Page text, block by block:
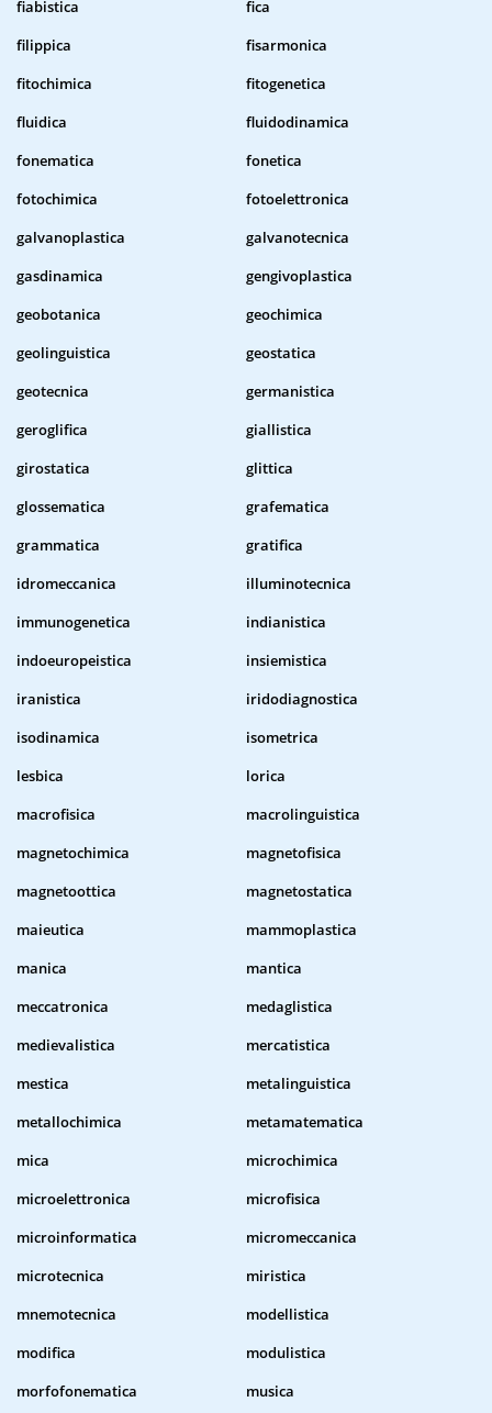
fiabistica
fica
filippica
fisarmonica
fitochimica
fitogenetica
fluidica
fluidodinamica
fonematica
fonetica
fotochimica
fotoelettronica
galvanoplastica
galvanotecnica
gasdinamica
gengivoplastica
geobotanica
geochimica
geolinguistica
geostatica
geotecnica
germanistica
geroglifica
giallistica
girostatica
glittica
glossematica
grafematica
grammatica
gratifica
idromeccanica
illuminotecnica
immunogenetica
indianistica
indoeuropeistica
insiemistica
iranistica
iridodiagnostica
isodinamica
isometrica
lesbica
lorica
macrofisica
macrolinguistica
magnetochimica
magnetofisica
magnetoottica
magnetostatica
maieutica
mammoplastica
manica
mantica
meccatronica
medaglistica
medievalistica
mercatistica
mestica
metalinguistica
metallochimica
metamatematica
mica
microchimica
microelettronica
microfisica
microinformatica
micromeccanica
microtecnica
miristica
mnemotecnica
modellistica
modifica
modulistica
morfofonematica
musica